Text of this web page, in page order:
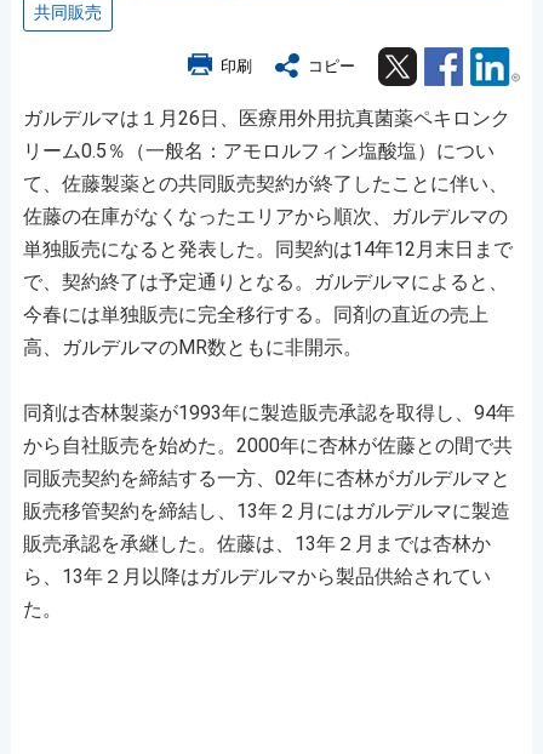
共同販売
印刷 コピー Twitter Facebook
ガルデルマは１月26日、医療用外用抗真菌薬ペキロンク
リーム0.5％（一般名：アモロルフィン塩酸塩）につい
て、佐藤製薬との共同販売契約が終了したことに伴い、
佐藤の在庫がなくなったエリアから順次、ガルデルマの
単独販売になると発表した。同契約は14年12月末日まで
で、契約終了は予定通りとなる。ガルデルマによると、
今春には単独販売に完全移行する。同剤の直近の売上
高、ガルデルマのMR数ともに非開示。
同剤は杏林製薬が1993年に製造販売承認を取得し、94年
から自社販売を始めた。2000年に杏林が佐藤との間で共
同販売契約を締結する一方、02年に杏林がガルデルマと
販売移管契約を締結し、13年２月にはガルデルマに製造
販売承認を承継した。佐藤は、13年２月までは杏林か
ら、13年２月以降はガルデルマから製品供給されてい
た。